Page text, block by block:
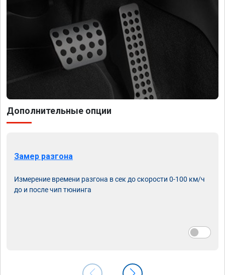
Дополнительные опции
Замер разгона
Измерение времени разгона в сек до скорости 0-100 км/ч
до и после чип тюнинга